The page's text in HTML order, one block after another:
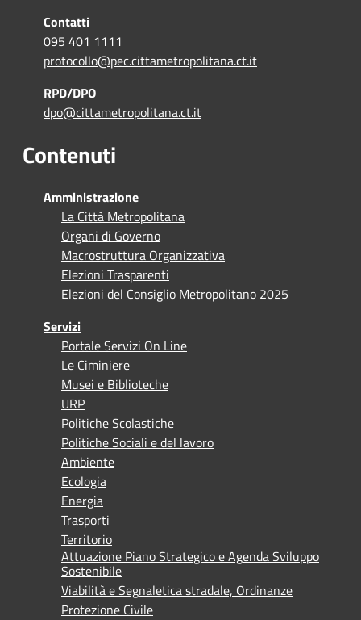
Contatti
095 401 1111
protocollo@pec.cittametropolitana.ct.it
RPD/DPO
dpo@cittametropolitana.ct.it
Contenuti
Amministrazione
La Città Metropolitana
Organi di Governo
Macrostruttura Organizzativa
Elezioni Trasparenti
Elezioni del Consiglio Metropolitano 2025
Servizi
Portale Servizi On Line
Le Ciminiere
Musei e Biblioteche
URP
Politiche Scolastiche
Politiche Sociali e del lavoro
Ambiente
Ecologia
Energia
Trasporti
Territorio
Attuazione Piano Strategico e Agenda Sviluppo
Sostenibile
Viabilità e Segnaletica stradale, Ordinanze
Protezione Civile